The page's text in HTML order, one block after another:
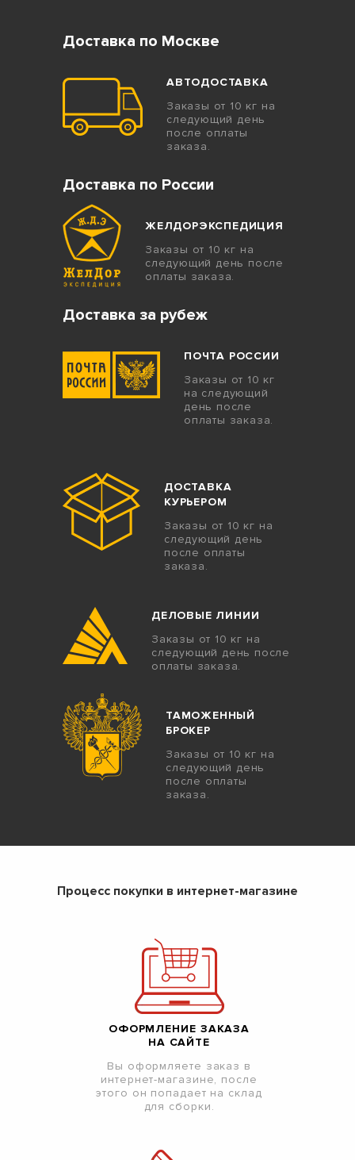
Доставка по Москве
АВТОДОСТАВКА
Заказы от 10 кг на
следующий день
после оплаты
заказа.
Доставка по России
ЖЕЛДОРЭКСПЕДИЦИЯ
Заказы от 10 кг на
следующий день после
оплаты заказа.
Доставка за рубеж
ПОЧТА РОССИИ
Заказы от 10 кг
на следующий
день после
оплаты заказа.
ДОСТАВКА
КУРЬЕРОМ
Заказы от 10 кг на
следующий день
после оплаты
заказа.
ДЕЛОВЫЕ ЛИНИИ
Заказы от 10 кг на
следующий день после
оплаты заказа.
ТАМОЖЕННЫЙ
БРОКЕР
Заказы от 10 кг на
следующий день
после оплаты
заказа.
Процесс покупки в интернет-магазине
ОФОРМЛЕНИЕ ЗАКАЗА
НА САЙТЕ
Вы оформляете заказ в
интернет-магазине, после
этого он попадает на склад
для сборки.